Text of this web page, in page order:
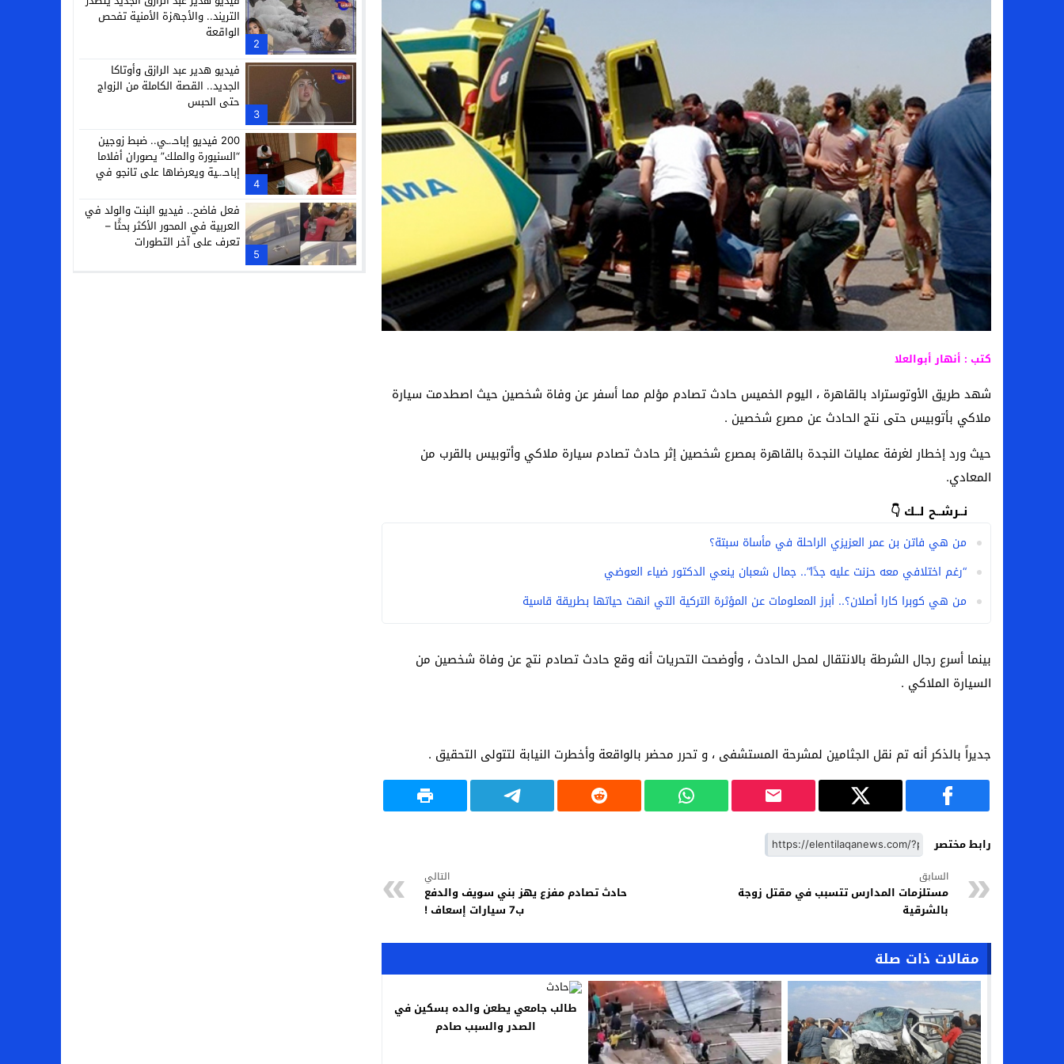
من هي لوز مينديز زوجة إبراهيم دياز بعد خطفها للأنظار؟
الموصل العراقي يعلن ضم المهاجم يوسف أسامة نبيه
كتب : أنهار أبوالعلا
شهد طريق الأوتوستراد بالقاهرة ، اليوم الخميس حادث تصادم مؤلم مما أسفر عن وفاة شخصين حيث اصطدمت سيارة
ملاكي بأتوبيس حتى نتج الحادث عن مصرع شخصين .
حيث ورد إخطار لغرفة عمليات النجدة بالقاهرة بمصرع شخصين إثر حادث تصادم سيارة ملاكي وأتوبيس بالقرب من
المعادي.
نــرشــح لــك 👇
من هي فاتن بن عمر العزيزي الراحلة في مأساة سبتة؟
“رغم اختلافي معه حزنت عليه جدًا”.. جمال شعبان ينعي الدكتور ضياء العوضي
من هي كوبرا كارا أصلان؟.. أبرز المعلومات عن المؤثرة التركية التي انهت حياتها بطريقة قاسية
بينما أسرع رجال الشرطة بالانتقال لمحل الحادث ، وأوضحت التحريات أنه وقع حادث تصادم نتج عن وفاة شخصين من
السيارة الملاكي .
جديراً بالذكر أنه تم نقل الجثامين لمشرحة المستشفى ، و تحرر محضر بالواقعة وأخطرت النيابة لتتولى التحقيق .
رابط مختصر
السابق
مستلزمات المدارس تتسبب في مقتل زوجة
بالشرقية
التالي
حادث تصادم مفزع يهز بني سويف والدفع
ب7 سيارات إسعاف !
مقالات ذات صلة
طالب جامعي يطعن والده بسكين في
الصدر والسبب صادم
2
التريند.. والأجهزة الأمنية تفحص
الواقعة
3
فيديو هدير عبد الرازق وأوتاكا
الجديد.. القصة الكاملة من الزواج
حتى الحبس
4
200 فيديو إباحـ.ـي.. ضبط زوجين
“السنيورة والملك” يصوران أفلاما
إباحـ.ـية ويعرضاها على تانجو في
5
فعل فاضح.. فيديو البنت والولد في
العربية في المحور الأكثر بحثًا –
تعرف على آخر التطورات